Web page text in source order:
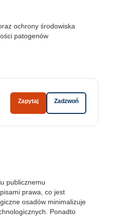
ochrony środowiska
patogenów
Zapytaj Zadzwoń
publicznemu
prawa, co jest
osadów minimalizuje
Ponadto